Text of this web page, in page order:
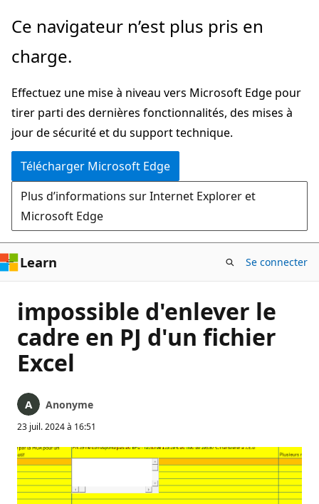
Passer
directement
au
principal
Ce navigateur n’est plus pris en
charge.
Effectuez une mise à niveau vers Microsoft Edge pour
tirer parti des dernières fonctionnalités, des mises à
jour de sécurité et du support technique.
Télécharger Microsoft Edge
Plus d’informations sur Internet Explorer et
Microsoft Edge
Learn Se connecter
impossible d'enlever le
cadre en PJ d'un fichier
Excel
Anonyme
23 juil. 2024 à 16:51